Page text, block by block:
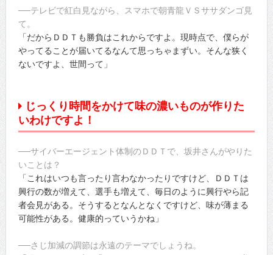
──テレビで紅白見ながら、スマホで朝青龍ＶＳササダンゴ見
て。
「だからＤＤＴも勝負はこれからですよ。現時点で、僕らが
やってることが届いてるなんて思っちゃまずい。そんな狭く
ないですよ、世間って」
じっくり時間をかけて味の濃いものが作りた
いわけですよ！
──サイバーエージェント体制のＤＤＴで、坂井さんがやりた
いことは？
「これはいつも言ったり言わなかったりですけど、ＤＤＴは
興行の数が増えて、選手も増えて、毎日のように興行やら記
者会見がある。そうするとなんとなくですけど、味が薄まる
可能性がある。健康的っていうかね」
──さじ加減の調節は永遠のテーマでしょうね。